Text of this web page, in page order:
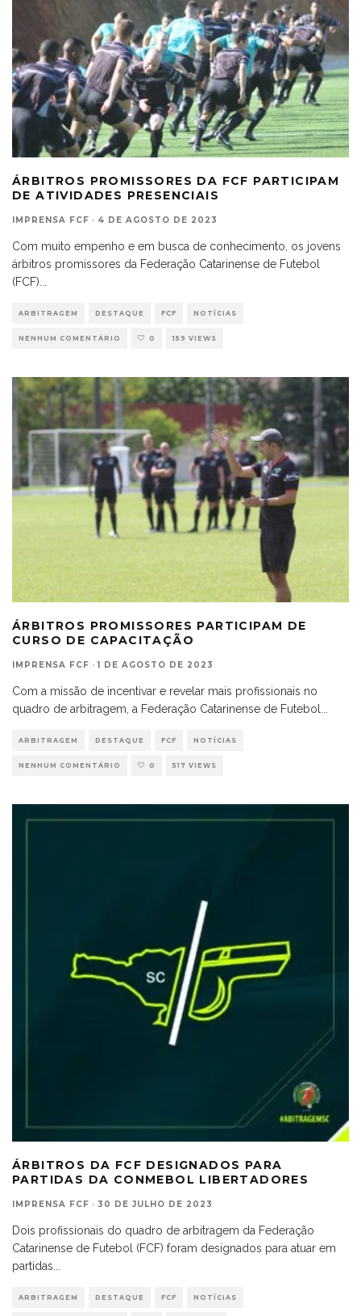
ÁRBITROS PROMISSORES DA FCF PARTICIPAM
DE ATIVIDADES PRESENCIAIS
IMPRENSA FCF · 4 DE AGOSTO DE 2023
Com muito empenho e em busca de conhecimento, os jovens
árbitros promissores da Federação Catarinense de Futebol
(FCF)...
ARBITRAGEM DESTAQUE FCF NOTÍCIAS
NENHUM COMENTÁRIO 0 159 VIEWS
ÁRBITROS PROMISSORES PARTICIPAM DE
CURSO DE CAPACITAÇÃO
IMPRENSA FCF · 1 DE AGOSTO DE 2023
Com a missão de incentivar e revelar mais profissionais no
quadro de arbitragem, a Federação Catarinense de Futebol
ARBITRAGEM DESTAQUE FCF NOTÍCIAS
NENHUM COMENTÁRIO 0 517 VIEWS
ÁRBITROS DA FCF DESIGNADOS PARA
PARTIDAS DA CONMEBOL LIBERTADORES
IMPRENSA FCF · 30 DE JULHO DE 2023
Dois profissionais do quadro de arbitragem da Federação
Catarinense de Futebol (FCF) foram designados para atuar em
partidas
ARBITRAGEM DESTAQUE FCF NOTÍCIAS